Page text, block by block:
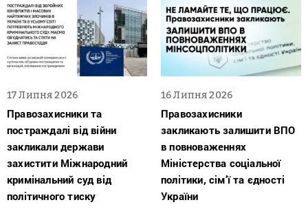
17 Липня 2026
Правозахисники та
постраждалі від війни
закликали держави
захистити Міжнародний
кримінальний суд від
політичного тиску
16 Липня 2026
Правозахисники
закликають залишити ВПО
в повноваженнях
Міністерства соціальної
політики, сім’ї та єдності
України